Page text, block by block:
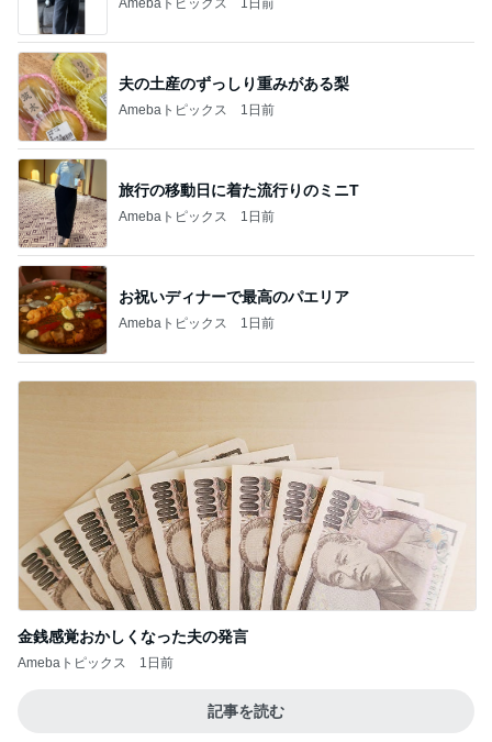
夫の土産のずっしり重みがある梨
Amebaトピックス 1日前
旅行の移動日に着た流行りのミニT
Amebaトピックス 1日前
お祝いディナーで最高のパエリア
Amebaトピックス 1日前
金銭感覚おかしくなった夫の発言
Amebaトピックス 1日前
記事を読む